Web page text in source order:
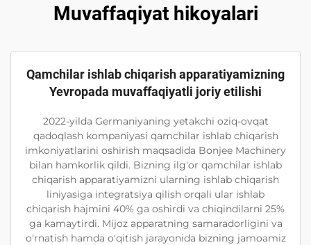
Muvaffaqiyat hikoyalari
Qamchilar ishlab chiqarish apparatiyamizning
Yevropada muvaffaqiyatli joriy etilishi
2022-yilda Germaniyaning yetakchi oziq-ovqat
qadoqlash kompaniyasi qamchilar ishlab chiqarish
imkoniyatlarini oshirish maqsadida Bonjee Machinery
bilan hamkorlik qildi. Bizning ilg'or qamchilar ishlab
chiqarish apparatiyamizni ularning ishlab chiqarish
liniyasiga integratsiya qilish orqali ular ishlab
chiqarish hajmini 40% ga oshirdi va chiqindilarni 25%
ga kamaytirdi. Mijoz apparatning samaradorligini va
o'rnatish hamda o'qitish jarayonida bizning jamoamiz